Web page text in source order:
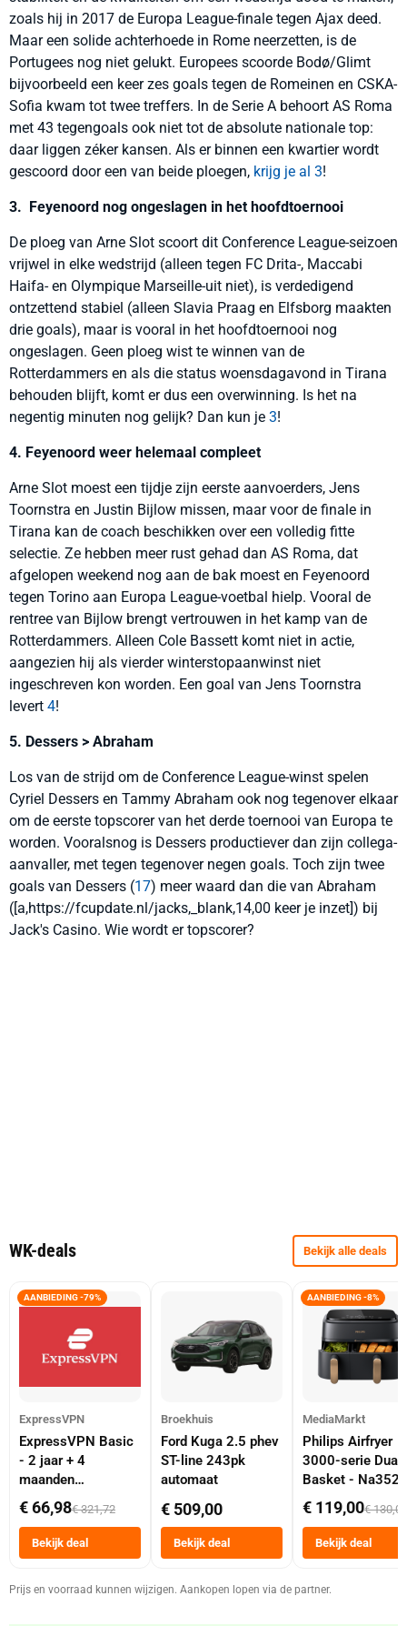
zoals hij in 2017 de Europa League-finale tegen Ajax deed.
Maar een solide achterhoede in Rome neerzetten, is de
Portugees nog niet gelukt. Europees scoorde Bodø/Glimt
bijvoorbeeld een keer zes goals tegen de Romeinen en CSKA-
Sofia kwam tot twee treffers. In de Serie A behoort AS Roma
met 43 tegengoals ook niet tot de absolute nationale top:
daar liggen zéker kansen. Als er binnen een kwartier wordt
gescoord door een van beide ploegen, krijg je al 3!
3. Feyenoord nog ongeslagen in het hoofdtoernooi
De ploeg van Arne Slot scoort dit Conference League-seizoen
vrijwel in elke wedstrijd (alleen tegen FC Drita-, Maccabi
Haifa- en Olympique Marseille-uit niet), is verdedigend
ontzettend stabiel (alleen Slavia Praag en Elfsborg maakten
drie goals), maar is vooral in het hoofdtoernooi nog
ongeslagen. Geen ploeg wist te winnen van de
Rotterdammers en als die status woensdagavond in Tirana
behouden blijft, komt er dus een overwinning. Is het na
negentig minuten nog gelijk? Dan kun je 3!
4. Feyenoord weer helemaal compleet
Arne Slot moest een tijdje zijn eerste aanvoerders, Jens
Toornstra en Justin Bijlow missen, maar voor de finale in
Tirana kan de coach beschikken over een volledig fitte
selectie. Ze hebben meer rust gehad dan AS Roma, dat
afgelopen weekend nog aan de bak moest en Feyenoord
tegen Torino aan Europa League-voetbal hielp. Vooral de
rentree van Bijlow brengt vertrouwen in het kamp van de
Rotterdammers. Alleen Cole Bassett komt niet in actie,
aangezien hij als vierder winterstopaanwinst niet
ingeschreven kon worden. Een goal van Jens Toornstra
levert 4!
5. Dessers > Abraham
Los van de strijd om de Conference League-winst spelen
Cyriel Dessers en Tammy Abraham ook nog tegenover elkaar
om de eerste topscorer van het derde toernooi van Europa te
worden. Vooralsnog is Dessers productiever dan zijn collega-
aanvaller, met tegen tegenover negen goals. Toch zijn twee
goals van Dessers (17) meer waard dan die van Abraham
([a,https://fcupdate.nl/jacks,_blank,14,00 keer je inzet]) bij
Jack's Casino. Wie wordt er topscorer?
WK-deals Bekijk alle deals
AANBIEDING -79%
ExpressVPN
ExpressVPN Basic
- 2 jaar + 4
maanden
abonnement
€ 66,98€ 321,72
Bekijk deal
Broekhuis
Ford Kuga 2.5 phev
ST-line 243pk
automaat
€ 509,00
Bekijk deal
AANBIEDING -8%
MediaMarkt
Philips Airfryer
3000-serie Dual
Basket -
Dubbele Mand 9
Tot 6 Personen
Heteluchtfriteuse
Zwart
€ 119,00€ 130,00
Bekijk deal
Prijs en voorraad kunnen wijzigen. Aankopen lopen via de partner.